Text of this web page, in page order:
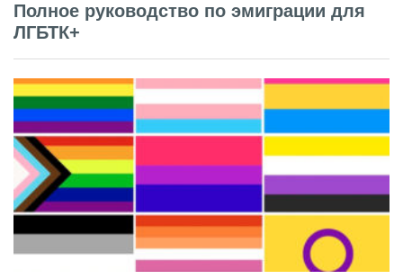
Полное руководство по эмиграции для
ЛГБТК+